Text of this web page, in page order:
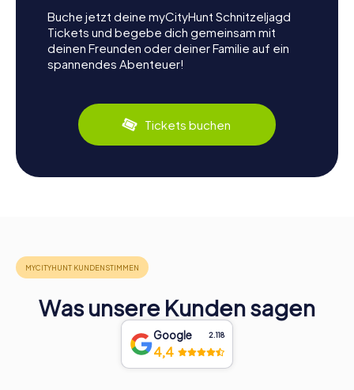
Buche jetzt deine myCityHunt Schnitzeljagd
Tickets und begebe dich gemeinsam mit
deinen Freunden oder deiner Familie auf ein
spannendes Abenteuer!
Tickets buchen
Was unsere Kunden sagen
Google 2.118
4,4